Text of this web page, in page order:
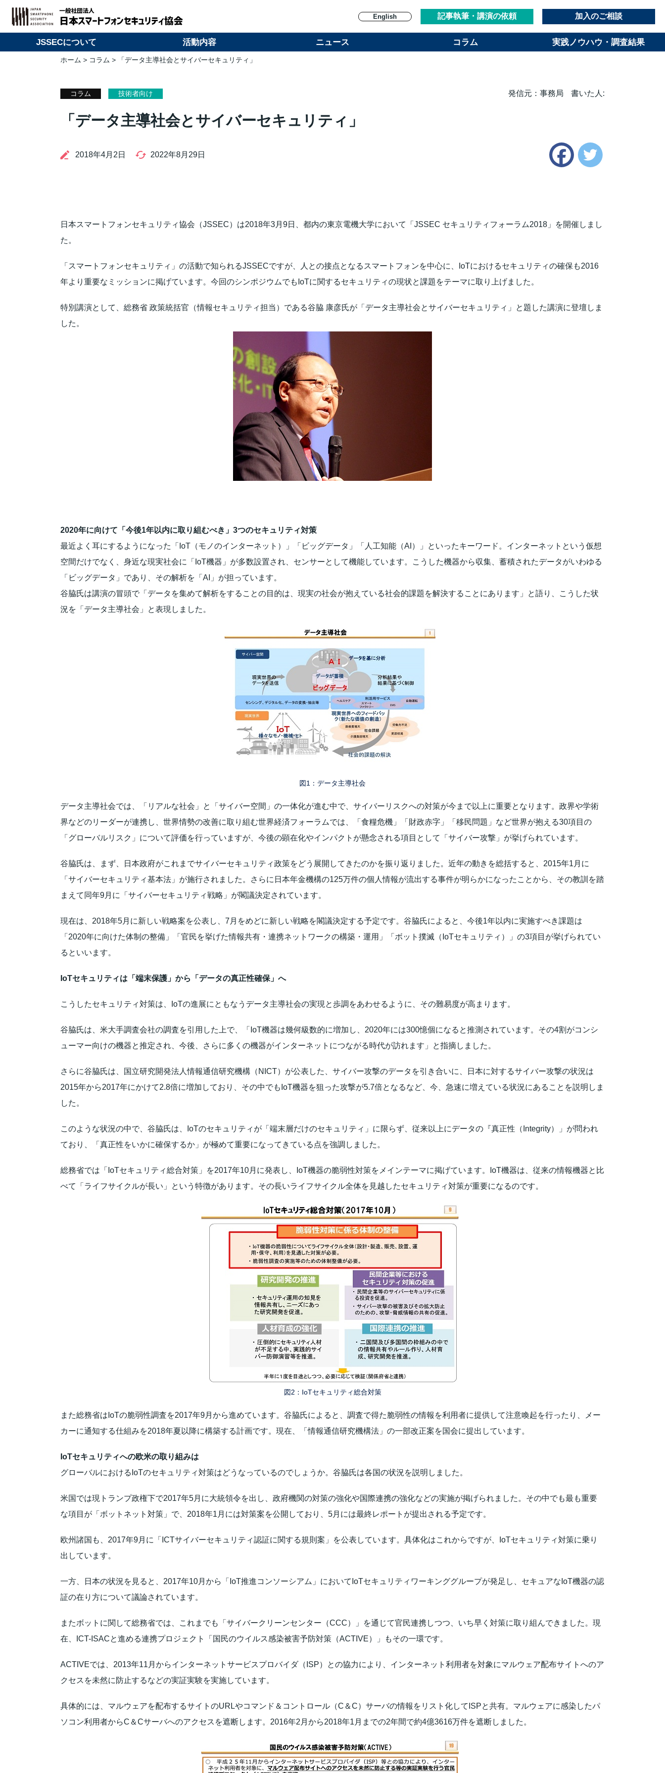
English 記事執筆・講演の依頼 加入のご相談
JSSECについて 活動内容 ニュース コラム 実践ノウハウ・調査結果
ホーム > コラム > 「データ主導社会とサイバーセキュリティ」
コラム 技術者向け 発信元：事務局 書いた人:
「データ主導社会とサイバーセキュリティ」
2018年4月2日 2022年8月29日 Facebook
日本スマートフォンセキュリティ協会（JSSEC）は2018年3月9日、都内の東京電機大学において「JSSEC セキュリティフォーラム2018」を開催しまし
た。
「スマートフォンセキュリティ」の活動で知られるJSSECですが、人との接点となるスマートフォンを中心に、IoTにおけるセキュリティの確保も2016
年より重要なミッションに掲げています。今回のシンポジウムでもIoTに関するセキュリティの現状と課題をテーマに取り上げました。
特別講演として、総務省 政策統括官（情報セキュリティ担当）である谷脇 康彦氏が「データ主導社会とサイバーセキュリティ」と題した講演に登壇しま
した。
2020年に向けて「今後1年以内に取り組むべき」3つのセキュリティ対策
最近よく耳にするようになった「IoT（モノのインターネット）」「ビッグデータ」「人工知能（AI）」といったキーワード。インターネットという仮想
空間だけでなく、身近な現実社会に「IoT機器」が多数設置され、センサーとして機能しています。こうした機器から収集、蓄積されたデータがいわゆる
「ビッグデータ」であり、その解析を「AI」が担っています。
谷脇氏は講演の冒頭で「データを集めて解析をすることの目的は、現実の社会が抱えている社会的課題を解決することにあります」と語り、こうした状
況を「データ主導社会」と表現しました。
図1：データ主導社会
データ主導社会では、「リアルな社会」と「サイバー空間」の一体化が進む中で、サイバーリスクへの対策が今まで以上に重要となります。政界や学術
界などのリーダーが連携し、世界情勢の改善に取り組む世界経済フォーラムでは、「食糧危機」「財政赤字」「移民問題」など世界が抱える30項目の
「グローバルリスク」について評価を行っていますが、今後の顕在化やインパクトが懸念される項目として「サイバー攻撃」が挙げられています。
谷脇氏は、まず、日本政府がこれまでサイバーセキュリティ政策をどう展開してきたのかを振り返りました。近年の動きを総括すると、2015年1月に
「サイバーセキュリティ基本法」が施行されました。さらに日本年金機構の125万件の個人情報が流出する事件が明らかになったことから、その教訓を踏
まえて同年9月に「サイバーセキュリティ戦略」が閣議決定されています。
現在は、2018年5月に新しい戦略案を公表し、7月をめどに新しい戦略を閣議決定する予定です。谷脇氏によると、今後1年以内に実施すべき課題は
「2020年に向けた体制の整備」「官民を挙げた情報共有・連携ネットワークの構築・運用」「ボット撲滅（IoTセキュリティ）」の3項目が挙げられてい
るといいます。
IoTセキュリティは「端末保護」から「データの真正性確保」へ
こうしたセキュリティ対策は、IoTの進展にともなうデータ主導社会の実現と歩調をあわせるように、その難易度が高まります。
谷脇氏は、米大手調査会社の調査を引用した上で、「IoT機器は幾何級数的に増加し、2020年には300憶個になると推測されています。その4割がコンシ
ューマー向けの機器と推定され、今後、さらに多くの機器がインターネットにつながる時代が訪れます」と指摘しました。
さらに谷脇氏は、国立研究開発法人情報通信研究機構（NICT）が公表した、サイバー攻撃のデータを引き合いに、日本に対するサイバー攻撃の状況は
2015年から2017年にかけて2.8倍に増加しており、その中でもIoT機器を狙った攻撃が5.7倍となるなど、今、急速に増えている状況にあることを説明しま
した。
このような状況の中で、谷脇氏は、IoTのセキュリティが「端末層だけのセキュリティ」に限らず、従来以上にデータの『真正性（Integrity）」が問われ
ており、「真正性をいかに確保するか」が極めて重要になってきている点を強調しました。
総務省では「IoTセキュリティ総合対策」を2017年10月に発表し、IoT機器の脆弱性対策をメインテーマに掲げています。IoT機器は、従来の情報機器と比
べて「ライフサイクルが長い」という特徴があります。その長いライフサイクル全体を見越したセキュリティ対策が重要になるのです。
図2：IoTセキュリティ総合対策
また総務省はIoTの脆弱性調査を2017年9月から進めています。谷脇氏によると、調査で得た脆弱性の情報を利用者に提供して注意喚起を行ったり、メー
カーに通知する仕組みを2018年夏以降に構築する計画です。現在、「情報通信研究機構法」の一部改正案を国会に提出しています。
IoTセキュリティへの欧米の取り組みは
グローバルにおけるIoTのセキュリティ対策はどうなっているのでしょうか。谷脇氏は各国の状況を説明しました。
米国では現トランプ政権下で2017年5月に大統領令を出し、政府機関の対策の強化や国際連携の強化などの実施が掲げられました。その中でも最も重要
な項目が「ボットネット対策」で、2018年1月には対策案を公開しており、5月には最終レポートが提出される予定です。
欧州諸国も、2017年9月に「ICTサイバーセキュリティ認証に関する規則案」を公表しています。具体化はこれからですが、IoTセキュリティ対策に乗り
出しています。
一方、日本の状況を見ると、2017年10月から「IoT推進コンソーシアム」においてIoTセキュリティワーキンググループが発足し、セキュアなIoT機器の認
証の在り方について議論されています。
またボットに関して総務省では、これまでも「サイバークリーンセンター（CCC）」を通じて官民連携しつつ、いち早く対策に取り組んできました。現
在、ICT-ISACと進める連携プロジェクト「国民のウイルス感染被害予防対策（ACTIVE）」もその一環です。
ACTIVEでは、2013年11月からインターネットサービスプロバイダ（ISP）との協力により、インターネット利用者を対象にマルウェア配布サイトへのア
クセスを未然に防止するなどの実証実験を実施しています。
具体的には、マルウェアを配布するサイトのURLやコマンド＆コントロール（C＆C）サーバの情報をリスト化してISPと共有。マルウェアに感染したパ
ソコン利用者からC＆Cサーバへのアクセスを遮断します。2016年2月から2018年1月までの2年間で約4億3616万件を遮断しました。